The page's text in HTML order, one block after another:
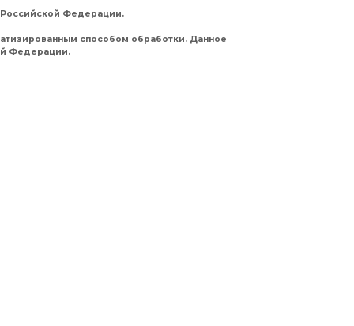
Российской Федерации.
способом обработки. Данное
Федерации.